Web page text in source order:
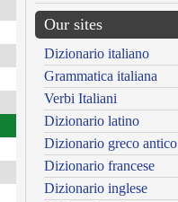
Our sites
Dizionario italiano
Grammatica italiana
Verbi Italiani
Dizionario latino
Dizionario greco antico
Dizionario francese
Dizionario inglese